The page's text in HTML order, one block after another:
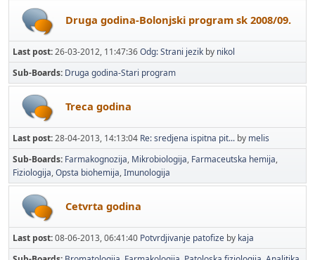
Druga godina-Bolonjski program sk 2008/09.
Last post:26-03-2012, 11:47:36Odg: Strani jezik by nikol
Sub-Boards Druga godina-Stari program
Treca godina
Last post:28-04-2013, 14:13:04 Re: sredjena ispitna pit... by melis
Sub-Boards Farmakognozija Mikrobiologija Farmaceutska hemija
Fiziologija Opsta biohemija Imunologija
Cetvrta godina
Last post:08-06-2013, 06:41:40 Potvrdjivanje patofize by kaja